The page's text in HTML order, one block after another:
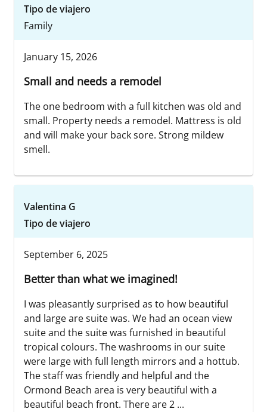
Tipo de viajero
Family
January 15, 2026
Small and needs a remodel
The one bedroom with a full kitchen was old and
small. Property needs a remodel. Mattress is old
and will make your back sore. Strong mildew
smell.
Valentina G
Tipo de viajero
September 6, 2025
Better than what we imagined!
I was pleasantly surprised as to how beautiful
and large are suite was. We had an ocean view
suite and the suite was furnished in beautiful
tropical colours. The washrooms in our suite
were large with full length mirrors and a hottub.
The staff was friendly and helpful and the
Ormond Beach area is very beautiful with a
beautiful beach front. There are 2 ...